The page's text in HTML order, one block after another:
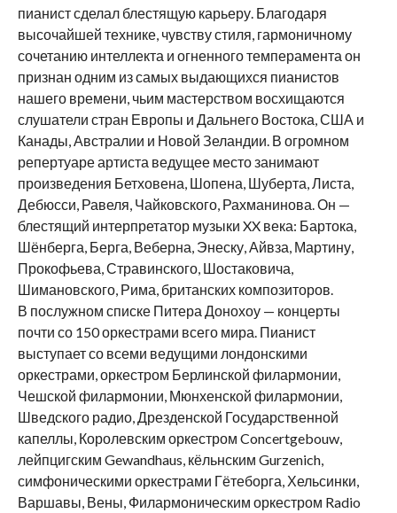
пианист сделал блестящую карьеру. Благодаря
высочайшей технике, чувству стиля, гармоничному
сочетанию интеллекта и огненного темперамента он
признан одним из самых выдающихся пианистов
нашего времени, чьим мастерством восхищаются
слушатели стран Европы и Дальнего Востока, США и
Канады, Австралии и Новой Зеландии. В огромном
репертуаре артиста ведущее место занимают
произведения Бетховена, Шопена, Шуберта, Листа,
Дебюсси, Равеля, Чайковского, Рахманинова. Он —
блестящий интерпретатор музыки XX века: Бартока,
Шёнберга, Берга, Веберна, Энеску, Айвза, Мартину,
Прокофьева, Стравинского, Шостаковича,
Шимановского, Рима, британских композиторов.
В послужном списке Питера Донохоу — концерты
почти со 150 оркестрами всего мира. Пианист
выступает со всеми ведущими лондонскими
оркестрами, оркестром Берлинской филармонии,
Чешской филармонии, Мюнхенской филармонии,
Шведского радио, Дрезденской Государственной
капеллы, Королевским оркестром Concertgebouw,
лейпцигским Gewandhaus, кёльнским Gurzenich,
симфоническими оркестрами Гётеборга, Хельсинки,
Варшавы, Вены, Филармоническим оркестром Radio